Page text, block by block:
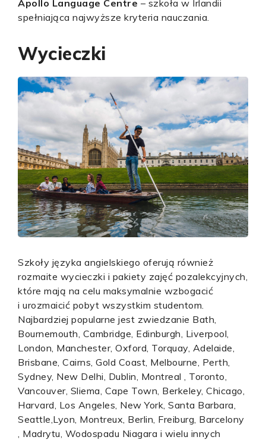
Apollo Language Centre – szkoła w Irlandii
spełniająca najwyższe kryteria nauczania.
Wycieczki
Szkoły języka angielskiego oferują również
rozmaite wycieczki i pakiety zajęć pozalekcyjnych,
które mają na celu maksymalnie wzbogacić
i urozmaicić pobyt wszystkim studentom.
Najbardziej popularne jest zwiedzanie Bath,
Bournemouth, Cambridge, Edinburgh, Liverpool,
London, Manchester, Oxford, Torquay, Adelaide,
Brisbane, Cairns, Gold Coast, Melbourne, Perth,
Sydney, New Delhi, Dublin, Montreal , Toronto,
Vancouver, Sliema, Cape Town, Berkeley, Chicago,
Harvard, Los Angeles, New York, Santa Barbara,
Seattle,Lyon, Montreux, Berlin, Freiburg, Barcelony
, Madrytu, Wodospadu Niagara i wielu innych